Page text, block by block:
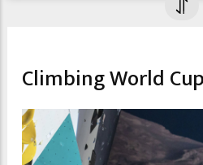
Climbing World